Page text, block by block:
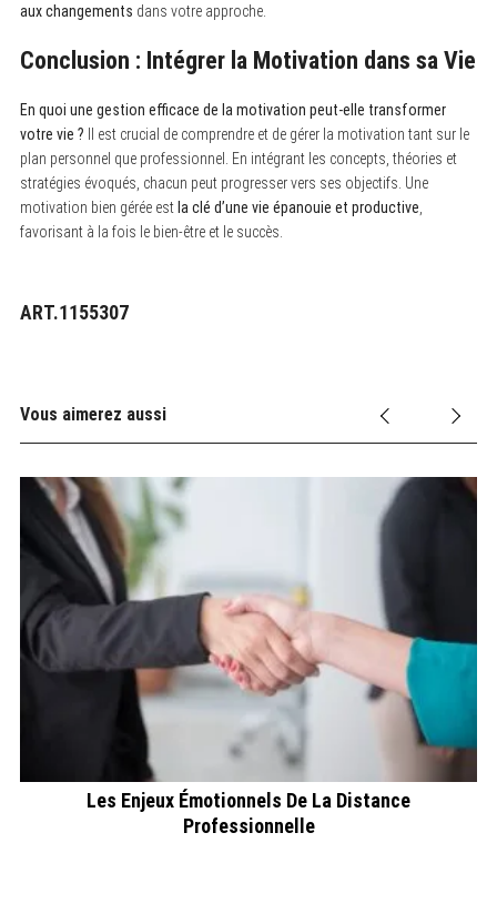
aux changements dans votre approche.
Conclusion : Intégrer la Motivation dans sa Vie
En quoi une gestion efficace de la motivation peut-elle transformer
votre vie ? Il est crucial de comprendre et de gérer la motivation tant sur le
plan personnel que professionnel. En intégrant les concepts, théories et
stratégies évoqués, chacun peut progresser vers ses objectifs. Une
motivation bien gérée est la clé d’une vie épanouie et productive
favorisant à la fois le bien-être et le succès.
ART.1155307
Vous aimerez aussi
Les Enjeux Émotionnels De La Distance
Professionnelle